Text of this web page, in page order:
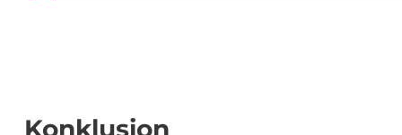
Konklusion